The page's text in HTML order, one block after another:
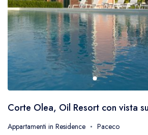
Corte Olea, Oil Resort con vista
Appartamenti in Residence Paceco